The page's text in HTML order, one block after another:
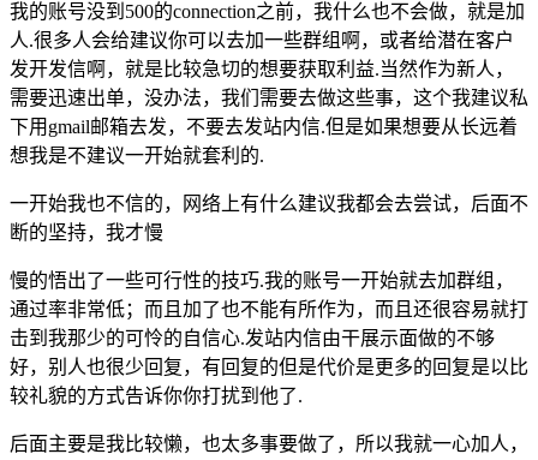
我的账号没到500的connection之前，我什么也不会做，就是加
人.很多人会给建议你可以去加一些群组啊，或者给潜在客户
发开发信啊，就是比较急切的想要获取利益.当然作为新人，
需要迅速出单，没办法，我们需要去做这些事，这个我建议私
下用gmail邮箱去发，不要去发站内信.但是如果想要从长远着
想我是不建议一开始就套利的.
一开始我也不信的，网络上有什么建议我都会去尝试，后面不
断的坚持，我才慢
慢的悟出了一些可行性的技巧.我的账号一开始就去加群组，
通过率非常低；而且加了也不能有所作为，而且还很容易就打
击到我那少的可怜的自信心.发站内信由干展示面做的不够
好，别人也很少回复，有回复的但是代价是更多的回复是以比
较礼貌的方式告诉你你打扰到他了.
后面主要是我比较懒，也太多事要做了，所以我就一心加人，